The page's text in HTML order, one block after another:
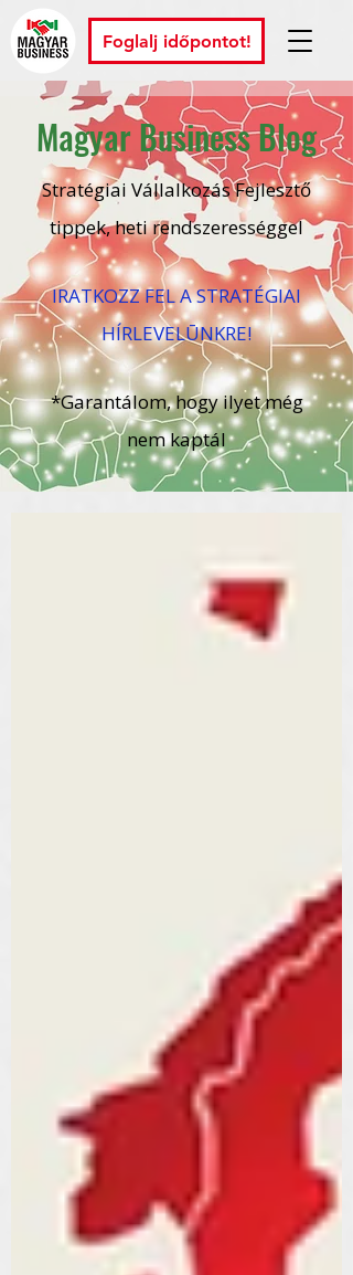
Foglalj időpontot!
Magyar Business Blog
Stratégiai Vállalkozás Fejlesztő
tippek, heti rendszerességgel
IRATKOZZ FEL A STRATÉGIAI
HÍRLEVELŪNKRE!
*Garantálom, hogy ilyet még
nem kaptál